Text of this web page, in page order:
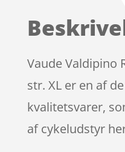
Vaude Valdipino
str. XL er en af
kvalitetsvarer,
af cykeludstyr